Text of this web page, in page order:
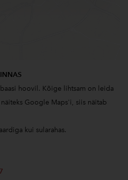
hoovil. Kõige lihtsam on leida
Google Maps'i, siis näitab
kui sularahas.